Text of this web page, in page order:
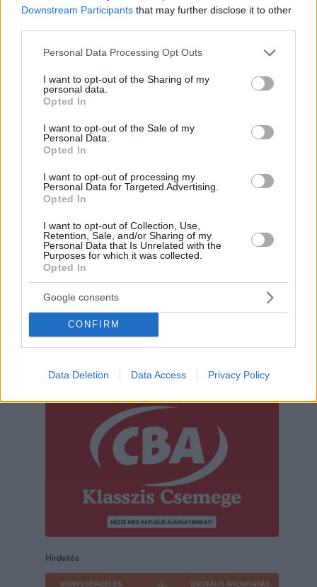
Downstream Participants that may further disclose it to other
Please note that this website/app uses one or more Google
not limited to your visit or usage behaviour. You may click to
grant or deny consent to Google and its third-party tags to
use your data for below specified purposes in below Google
consent section.
Personal Data Processing Opt Outs
I want to opt-out of the Sharing of my
personal data.
Opted In
I want to opt-out of the Sale of my
Personal Data.
Opted In
I want to opt-out of processing my
Personal Data for Targeted Advertising.
Opted In
I want to opt-out of Collection, Use,
Retention, Sale, and/or Sharing of my
Personal Data that Is Unrelated with the
Purposes for which it was collected.
Opted In
Google consents
CONFIRM
Data Deletion Data Access Privacy Policy
Hirdetés
Hirdetés
Hirdetés